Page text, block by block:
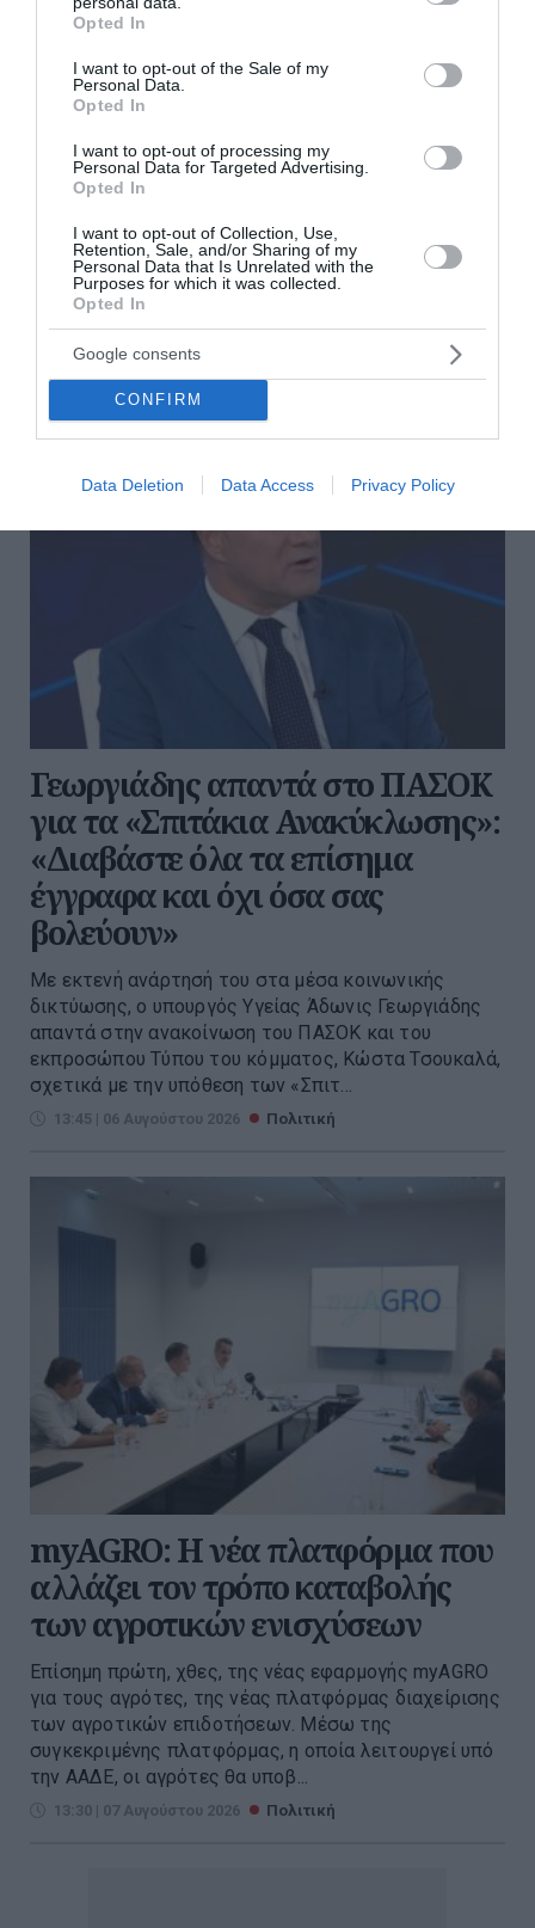
grant or deny consent to Google and its third-party tags to
use your data for below specified purposes in below Google
consent section.
Opted In
I want to opt-out of the Sale of my
Personal Data.
Opted In
I want to opt-out of processing my
Personal Data for Targeted Advertising.
Opted In
I want to opt-out of Collection, Use,
Retention, Sale, and/or Sharing of my
Personal Data that Is Unrelated with the
Purposes for which it was collected.
Opted In
Google consents
CONFIRM
Data Deletion Data Access Privacy Policy
Χρηστίδης από το εργοτάξιο του
Ιλισού: «Τα έργα παραμένουν
ανολοκλήρωτα – Δεν υπάρχουν
άλλα περιθώρια καθυστέρησης»
Ιλισσό βρέθηκε στις 31 Ιουλίου ο Βουλευτής Νοτίου
Τομέα Αθηνών και Κοινοβουλευτικός Εκπρόσωπος
του ΠΑΣΟΚ – Κινήματος Αλλαγής, Παύλος
Χρηστίδης, προκειμένου να διαπισ...
10:46 | 07 Αυγούστου 2026
Γεωργιάδης απαντά στο ΠΑΣΟΚ
για τα «Σπιτάκια Ανακύκλωσης»:
«Διαβάστε όλα τα επίσημα
έγγραφα και όχι όσα σας
βολεύουν»
Με εκτενή ανάρτησή του στα μέσα κοινωνικής
δικτύωσης, ο υπουργός Υγείας Άδωνις Γεωργιάδης
απαντά στην ανακοίνωση του ΠΑΣΟΚ και του
εκπροσώπου Τύπου του κόμματος, Κώστα Τσουκαλά,
σχετικά με την υπόθεση των «Σπιτ...
13:45 | 06 Αυγούστου 2026 Πολιτική
myAGRO: Η νέα πλατφόρμα που
αλλάζει τον τρόπο καταβολής
των αγροτικών ενισχύσεων
Επίσημη πρώτη, χθες, της νέας εφαρμογής myAGRO
για τους αγρότες, της νέας πλατφόρμας διαχείρισης
των αγροτικών επιδοτήσεων. Μέσω της
συγκεκριμένης πλατφόρμας, η οποία λειτουργεί υπό
την ΑΑΔΕ, οι αγρότες θα υποβ...
13:30 | 07 Αυγούστου 2026 Πολιτική